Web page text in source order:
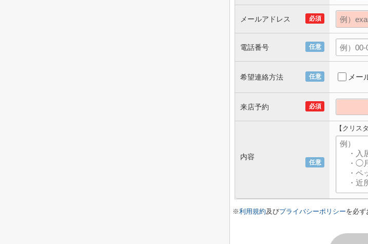
必須
メールアドレス
任意
電話番号
任意
希望連絡方法 メー
必須
来店予約
任意
内容
【クリス
※利用規約及びプライバシーポリシーを必ず